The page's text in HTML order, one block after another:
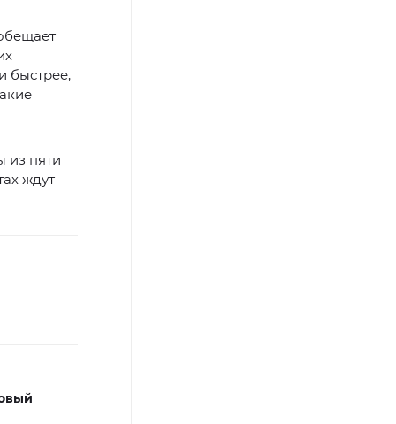
быстрее,
из пяти
ждут